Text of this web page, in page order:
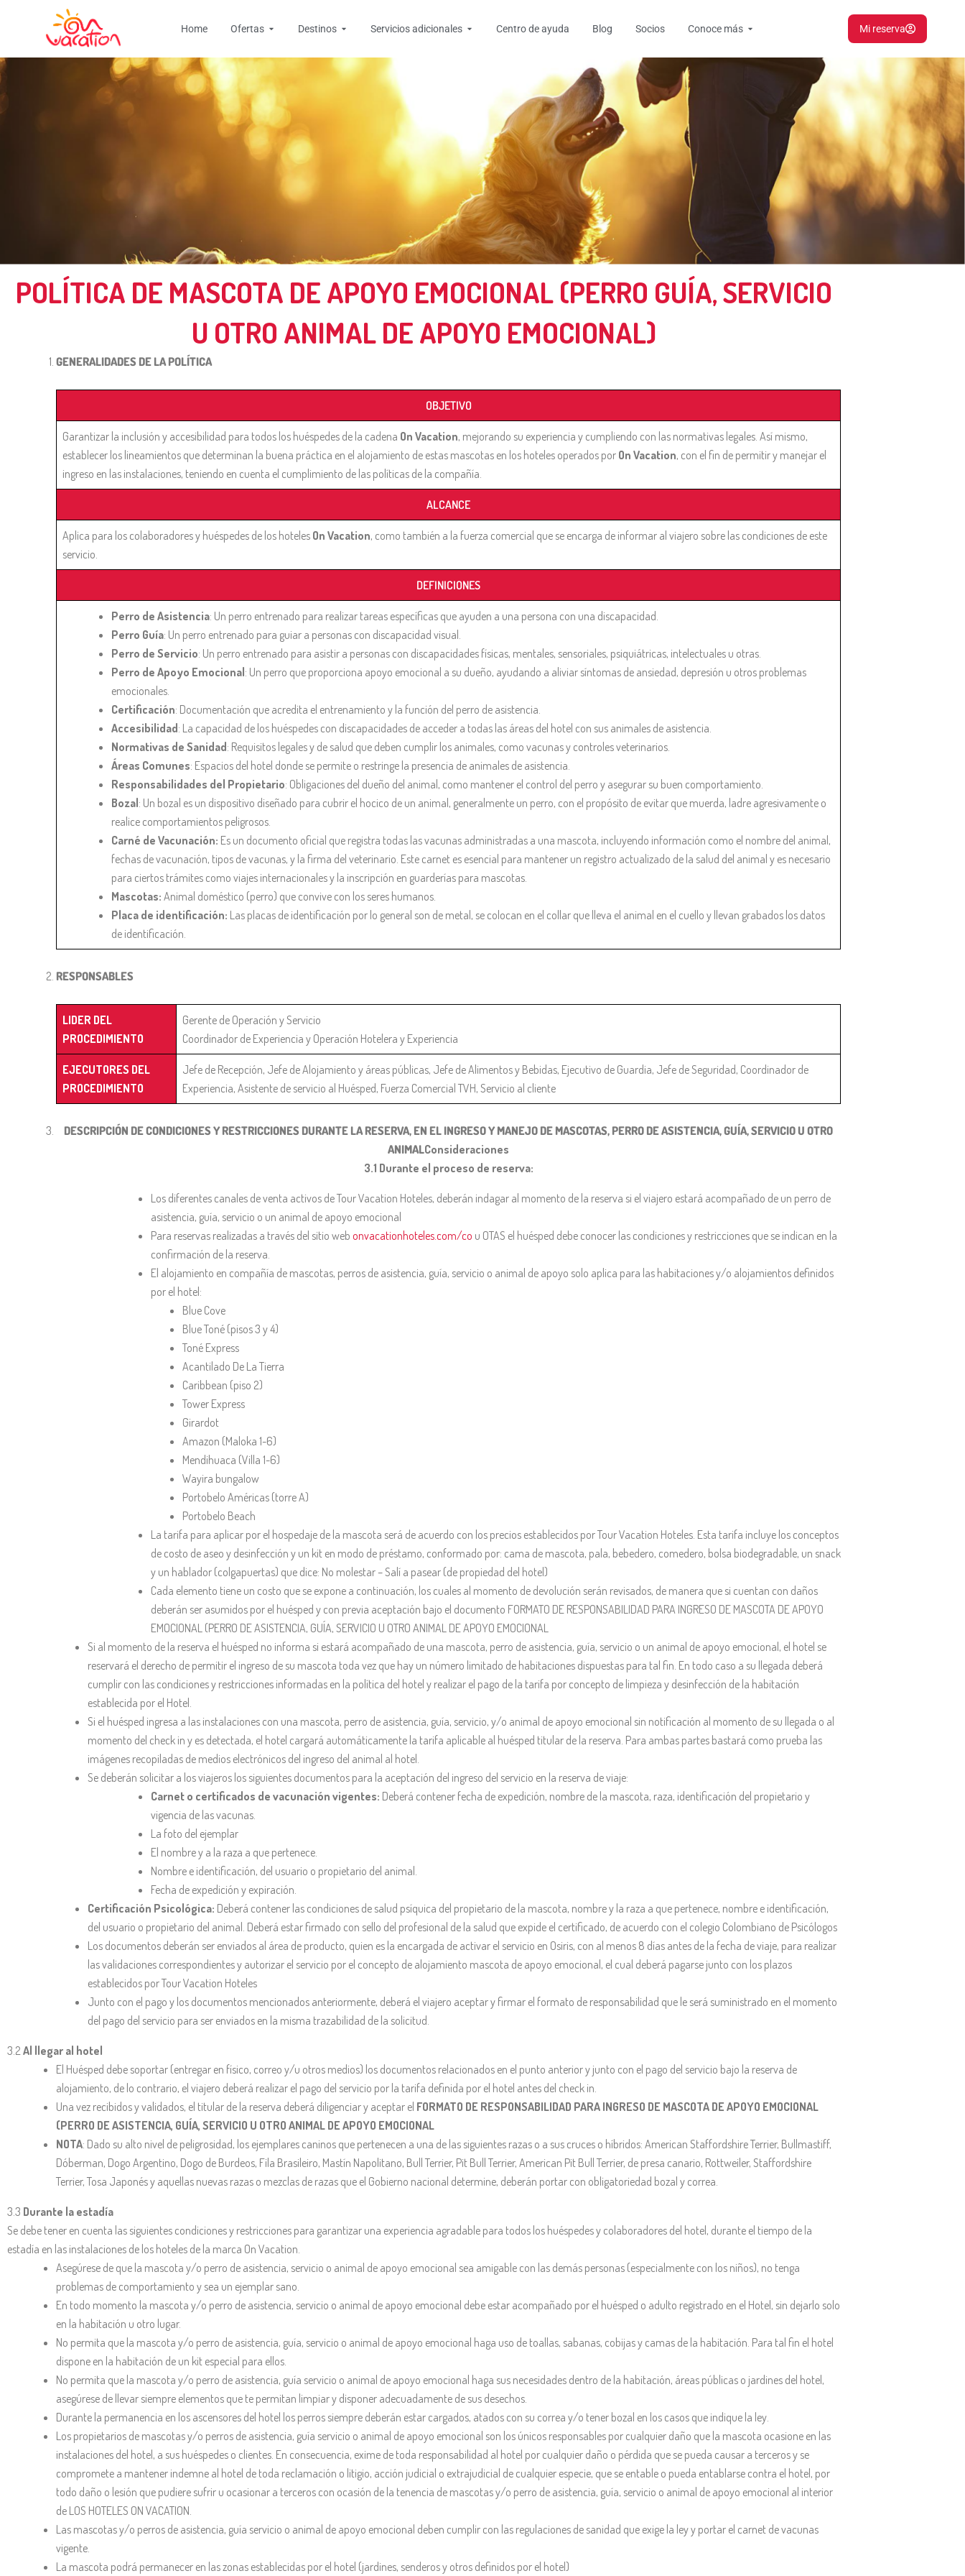
Home Ofertas Open Ofertas
Destinos Open Destinos
Servicios adicionales Open Servicios adicionales
Centro de ayuda Blog Socios Conoce más Open Conoce más Mi reserva
POLÍTICA DE MASCOTA DE APOYO EMOCIONAL (PERRO GUÍA, SERVICIO
U OTRO ANIMAL DE APOYO EMOCIONAL)
GENERALIDADES DE LA POLÍTICA
OBJETIVO
Garantizar la inclusión y accesibilidad para todos los huéspedes de la cadena On Vacation, mejorando su experiencia y cumpliendo con las normativas legales. Así mismo,
establecer los lineamientos que determinan la buena práctica en el alojamiento de estas mascotas en los hoteles operados por On Vacation, con el fin de permitir y manejar el
ingreso en las instalaciones, teniendo en cuenta el cumplimiento de las políticas de la compañía.
ALCANCE
Aplica para los colaboradores y huéspedes de los hoteles On Vacation, como también a la fuerza comercial que se encarga de informar al viajero sobre las condiciones de este
servicio.
DEFINICIONES
Perro de Asistencia: Un perro entrenado para realizar tareas específicas que ayuden a una persona con una discapacidad.
Perro Guía: Un perro entrenado para guiar a personas con discapacidad visual.
Perro de Servicio: Un perro entrenado para asistir a personas con discapacidades físicas, mentales, sensoriales, psiquiátricas, intelectuales u otras.
Perro de Apoyo Emocional: Un perro que proporciona apoyo emocional a su dueño, ayudando a aliviar síntomas de ansiedad, depresión u otros problemas
emocionales.
Certificación: Documentación que acredita el entrenamiento y la función del perro de asistencia.
Accesibilidad: La capacidad de los huéspedes con discapacidades de acceder a todas las áreas del hotel con sus animales de asistencia.
Normativas de Sanidad: Requisitos legales y de salud que deben cumplir los animales, como vacunas y controles veterinarios.
Áreas Comunes: Espacios del hotel donde se permite o restringe la presencia de animales de asistencia.
Responsabilidades del Propietario: Obligaciones del dueño del animal, como mantener el control del perro y asegurar su buen comportamiento.
Bozal: Un bozal es un dispositivo diseñado para cubrir el hocico de un animal, generalmente un perro, con el propósito de evitar que muerda, ladre agresivamente o
realice comportamientos peligrosos.
Carné de Vacunación: Es un documento oficial que registra todas las vacunas administradas a una mascota, incluyendo información como el nombre del animal,
fechas de vacunación, tipos de vacunas, y la firma del veterinario. Este carnet es esencial para mantener un registro actualizado de la salud del animal y es necesario
para ciertos trámites como viajes internacionales y la inscripción en guarderías para mascotas.
Mascotas: Animal doméstico (perro) que convive con los seres humanos.
Placa de identificación: Las placas de identificación por lo general son de metal, se colocan en el collar que lleva el animal en el cuello y llevan grabados los datos
de identificación.
RESPONSABLES
LIDER DEL
PROCEDIMIENTO
Gerente de Operación y Servicio
Coordinador de Experiencia y Operación Hotelera y Experiencia
EJECUTORES DEL
PROCEDIMIENTO
Jefe de Recepción, Jefe de Alojamiento y áreas públicas, Jefe de Alimentos y Bebidas, Ejecutivo de Guardia, Jefe de Seguridad, Coordinador de
Experiencia, Asistente de servicio al Huésped, Fuerza Comercial TVH, Servicio al cliente
DESCRIPCIÓN DE CONDICIONES Y RESTRICCIONES DURANTE LA RESERVA, EN EL INGRESO Y MANEJO DE MASCOTAS, PERRO DE ASISTENCIA, GUÍA, SERVICIO U OTRO
ANIMALConsideraciones
3.1 Durante el proceso de reserva:
Los diferentes canales de venta activos de Tour Vacation Hoteles, deberán indagar al momento de la reserva si el viajero estará acompañado de un perro de
asistencia, guía, servicio o un animal de apoyo emocional
Para reservas realizadas a través del sitio web onvacationhoteles.com/co u OTAS el huésped debe conocer las condiciones y restricciones que se indican en la
confirmación de la reserva.
El alojamiento en compañía de mascotas, perros de asistencia, guía, servicio o animal de apoyo solo aplica para las habitaciones y/o alojamientos definidos
por el hotel:
Blue Cove
Blue Toné (pisos 3 y 4)
Toné Express
Acantilado De La Tierra
Caribbean (piso 2)
Tower Express
Girardot
Amazon (Maloka 1-6)
Mendihuaca (Villa 1-6)
Wayira bungalow
Portobelo Américas (torre A)
Portobelo Beach
La tarifa para aplicar por el hospedaje de la mascota será de acuerdo con los precios establecidos por Tour Vacation Hoteles. Esta tarifa incluye los conceptos
de costo de aseo y desinfección y un kit en modo de préstamo, conformado por: cama de mascota, pala, bebedero, comedero, bolsa biodegradable, un snack
y un hablador (colgapuertas) que dice: No molestar – Salí a pasear (de propiedad del hotel)
Cada elemento tiene un costo que se expone a continuación, los cuales al momento de devolución serán revisados, de manera que si cuentan con daños
deberán ser asumidos por el huésped y con previa aceptación bajo el documento FORMATO DE RESPONSABILIDAD PARA INGRESO DE MASCOTA DE APOYO
EMOCIONAL (PERRO DE ASISTENCIA, GUÍA, SERVICIO U OTRO ANIMAL DE APOYO EMOCIONAL
Si al momento de la reserva el huésped no informa si estará acompañado de una mascota, perro de asistencia, guía, servicio o un animal de apoyo emocional, el hotel se
reservará el derecho de permitir el ingreso de su mascota toda vez que hay un número limitado de habitaciones dispuestas para tal fin. En todo caso a su llegada deberá
cumplir con las condiciones y restricciones informadas en la política del hotel y realizar el pago de la tarifa por concepto de limpieza y desinfección de la habitación
establecida por el Hotel.
Si el huésped ingresa a las instalaciones con una mascota, perro de asistencia, guía, servicio, y/o animal de apoyo emocional sin notificación al momento de su llegada o al
momento del check in y es detectada, el hotel cargará automáticamente la tarifa aplicable al huésped titular de la reserva. Para ambas partes bastará como prueba las
imágenes recopiladas de medios electrónicos del ingreso del animal al hotel.
Se deberán solicitar a los viajeros los siguientes documentos para la aceptación del ingreso del servicio en la reserva de viaje:
Carnet o certificados de vacunación vigentes: Deberá contener fecha de expedición, nombre de la mascota, raza, identificación del propietario y
vigencia de las vacunas.
La foto del ejemplar
El nombre y a la raza a que pertenece.
Nombre e identificación, del usuario o propietario del animal.
Fecha de expedición y expiración.
Certificación Psicológica: Deberá contener las condiciones de salud psíquica del propietario de la mascota, nombre y la raza a que pertenece, nombre e identificación,
del usuario o propietario del animal. Deberá estar firmado con sello del profesional de la salud que expide el certificado, de acuerdo con el colegio Colombiano de Psicólogos
Los documentos deberán ser enviados al área de producto, quien es la encargada de activar el servicio en Osiris, con al menos 8 días antes de la fecha de viaje, para realizar
las validaciones correspondientes y autorizar el servicio por el concepto de alojamiento mascota de apoyo emocional, el cual deberá pagarse junto con los plazos
establecidos por Tour Vacation Hoteles
Junto con el pago y los documentos mencionados anteriormente, deberá el viajero aceptar y firmar el formato de responsabilidad que le será suministrado en el momento
del pago del servicio para ser enviados en la misma trazabilidad de la solicitud.
3.2 Al llegar al hotel
El Huésped debe soportar (entregar en físico, correo y/u otros medios) los documentos relacionados en el punto anterior y junto con el pago del servicio bajo la reserva de
alojamiento, de lo contrario, el viajero deberá realizar el pago del servicio por la tarifa definida por el hotel antes del check in.
Una vez recibidos y validados, el titular de la reserva deberá diligenciar y aceptar el FORMATO DE RESPONSABILIDAD PARA INGRESO DE MASCOTA DE APOYO EMOCIONAL
(PERRO DE ASISTENCIA, GUÍA, SERVICIO U OTRO ANIMAL DE APOYO EMOCIONAL
NOTA: Dado su alto nivel de peligrosidad, los ejemplares caninos que pertenecen a una de las siguientes razas o a sus cruces o híbridos: American Staffordshire Terrier, Bullmastiff,
Dóberman, Dogo Argentino, Dogo de Burdeos, Fila Brasileiro, Mastín Napolitano, Bull Terrier, Pit Bull Terrier, American Pit Bull Terrier, de presa canario, Rottweiler, Staffordshire
Terrier, Tosa Japonés y aquellas nuevas razas o mezclas de razas que el Gobierno nacional determine, deberán portar con obligatoriedad bozal y correa.
3.3 Durante la estadía
Se debe tener en cuenta las siguientes condiciones y restricciones para garantizar una experiencia agradable para todos los huéspedes y colaboradores del hotel, durante el tiempo de la
estadía en las instalaciones de los hoteles de la marca On Vacation.
Asegúrese de que la mascota y/o perro de asistencia, servicio o animal de apoyo emocional sea amigable con las demás personas (especialmente con los niños), no tenga
problemas de comportamiento y sea un ejemplar sano.
En todo momento la mascota y/o perro de asistencia, servicio o animal de apoyo emocional debe estar acompañado por el huésped o adulto registrado en el Hotel, sin dejarlo solo
en la habitación u otro lugar.
No permita que la mascota y/o perro de asistencia, guía, servicio o animal de apoyo emocional haga uso de toallas, sabanas, cobijas y camas de la habitación. Para tal fin el hotel
dispone en la habitación de un kit especial para ellos.
No permita que la mascota y/o perro de asistencia, guía servicio o animal de apoyo emocional haga sus necesidades dentro de la habitación, áreas públicas o jardines del hotel,
asegúrese de llevar siempre elementos que te permitan limpiar y disponer adecuadamente de sus desechos.
Durante la permanencia en los ascensores del hotel los perros siempre deberán estar cargados, atados con su correa y/o tener bozal en los casos que indique la ley.
Los propietarios de mascotas y/o perros de asistencia, guía servicio o animal de apoyo emocional son los únicos responsables por cualquier daño que la mascota ocasione en las
instalaciones del hotel, a sus huéspedes o clientes. En consecuencia, exime de toda responsabilidad al hotel por cualquier daño o pérdida que se pueda causar a terceros y se
compromete a mantener indemne al hotel de toda reclamación o litigio, acción judicial o extrajudicial de cualquier especie, que se entable o pueda entablarse contra el hotel, por
todo daño o lesión que pudiere sufrir u ocasionar a terceros con ocasión de la tenencia de mascotas y/o perro de asistencia, guía, servicio o animal de apoyo emocional al interior
de LOS HOTELES ON VACATION.
Las mascotas y/o perros de asistencia, guía servicio o animal de apoyo emocional deben cumplir con las regulaciones de sanidad que exige la ley y portar el carnet de vacunas
vigente.
La mascota podrá permanecer en las zonas establecidas por el hotel (jardines, senderos y otros definidos por el hotel)